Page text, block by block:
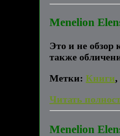
Menelion
Это и не обзор
также
Метки: Книги,
Читать
Menelion